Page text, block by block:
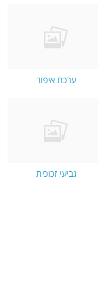
ערכת איפור
גביעי זכוכית